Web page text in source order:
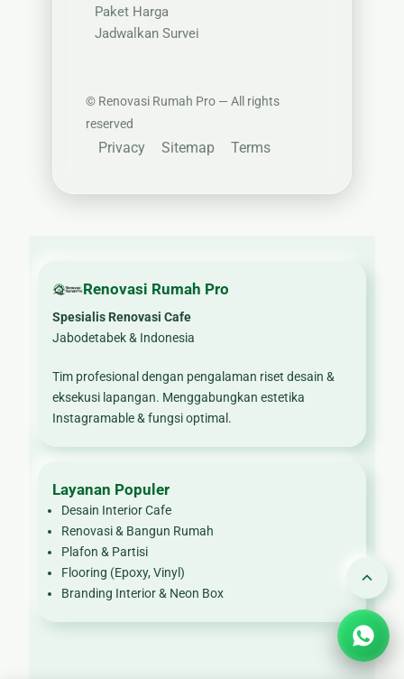
Paket Harga
Jadwalkan Survei
© Renovasi Rumah Pro — All rights
reserved
Privacy Sitemap Terms
Renovasi Rumah Pro
Spesialis Renovasi Cafe
Jabodetabek & Indonesia
Tim profesional dengan pengalaman riset desain &
eksekusi lapangan. Menggabungkan estetika
Instagramable & fungsi optimal.
Layanan Populer
Desain Interior Cafe
Renovasi & Bangun Rumah
Plafon & Partisi
Flooring (Epoxy, Vinyl)
Branding Interior & Neon Box